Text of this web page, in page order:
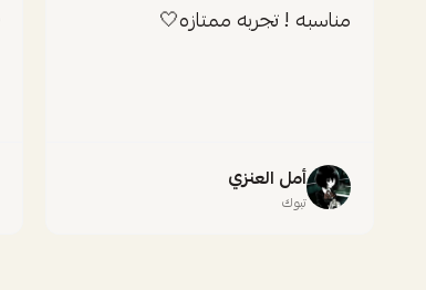
مناسبه ! تجربه ممتازه🤍
أمل العنزي
تبوك